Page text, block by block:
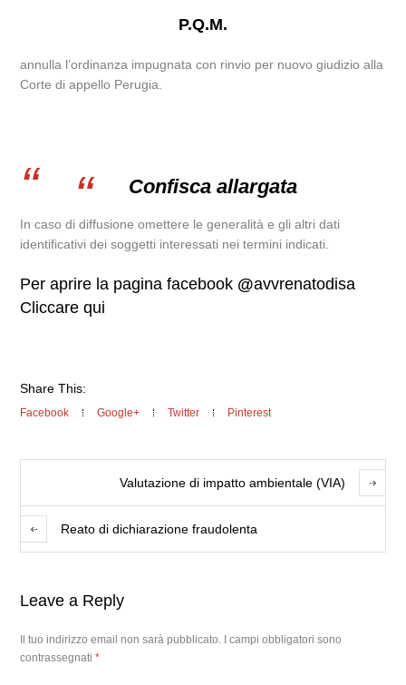
P.Q.M.
annulla l’ordinanza impugnata con rinvio per nuovo giudizio alla
Corte di appello Perugia.
Confisca allargata
In caso di diffusione omettere le generalità e gli altri dati
identificativi dei soggetti interessati nei termini indicati.
Per aprire la pagina facebook @avvrenatodisa
Cliccare qui
Share This:
Facebook Google+ Twitter Pinterest
Valutazione di impatto ambientale (VIA)
Reato di dichiarazione fraudolenta
Leave a Reply
Il tuo indirizzo email non sarà pubblicato.
I campi obbligatori sono
contrassegnati*